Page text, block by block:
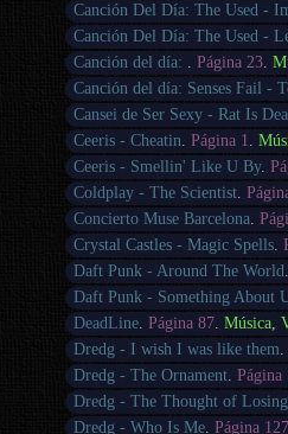
Canción Del Día: The Used -
Canción Del Día: The Used -
Canción del día: .Página 23.
Canción del día: Senses Fail -
Cansei de Ser Sexy - Rat Is
Ceeris - Cheatin.Página 1.
Ceeris - Smellin' Like U By.
Coldplay - The Scientist.
Concierto Muse Barcelona.
Crystal Castles - Magic Spells.
Daft Punk - Around The World
Daft Punk - Something About
DeadLine.Página 87.Música,
Dredg - I wish I was like them
Dredg - The Ornament.Página
Dredg - The Thought of
Dredg - Who Is Me.Página